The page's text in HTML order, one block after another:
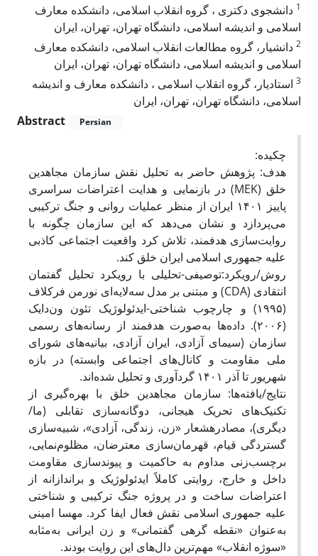
1 دانشجوی دکتری ، گروه انقلاب اسلامی، دانشکده معارف
اسلامی و اندیشه‌ اسلامی، دانشگاه تهران، تهران، ایران
2 دانشیار، گروه مطالعات انقلاب اسلامی، دانشکده معارف
اسلامی و اندیشه‌ اسلامی، دانشگاه تهران، تهران، ایران
3 استادیار، گروه انقلاب اسلامی ، دانشکده معارف و اندیشه
اسلامی، دانشگاه تهران، تهران، ایران
Abstract
Persian
چکیده:
هدف‌: پژوهش حاضر به تحلیل نقش سازمان مجاهدین
خلق (MEK) در بازنمایی و هدایت اعتراضات سراسری
پاییز ۱۴۰۱ ایران از منظر عملیات روانی و جنگ ترکیبی
می‌پردازد و نشان می‌دهد که این سازمان چگونه با
روایت‌سازی هدفمند، تلاش کرد واقعیت اجتماعی کاذبی
علیه جمهوری اسلامی ایران خلق کند.
روش/رویکرد‌:توصیفی-تحلیلی با رویکرد تحلیل گفتمان
انتقادی (CDA) و مبتنی بر مدل سه‌لایه‌ای نورمن فرکلاف
(۱۹۹۵) و چارچوب شناختی-ایدئولوژیک تئون ون‌دایک
(۲۰۰۶). داده‌ها به‌صورت هدفمند از رسانه‌های رسمی
سازمان (سیمای آزادی، ایران آزادی، بیانیه‌های شورای
ملی مقاومت و کانال‌های اجتماعی وابسته) در بازه
شهریور تا آذر ۱۴۰۱ گردآوری و تحلیل شده‌اند.
نتایج/یافته‌ها‌: سازمان مجاهدین خلق با بهره‌گیری از
تکنیک‌های تحریک هیجانی، دوگانه‌سازی تقابلی (ما/
دیگری)، مصادرهشعار «زن، زندگی، آزادی»، شبیه‌سازی
گستردگی قیام، قهرمان‌سازی معترضان، مظلوم‌نمایی،
برچسب‌زنی مداوم به حاکمیت و پیوندسازی مقاومت
داخل و خارج، روایتی کاملاً ایدئولوژیک و براندازانه از
اعتراضات ساخت و در پروژه جنگ ترکیبی و شناختی
علیه جمهوری اسلامی نقش فعال ایفا کرد. مهسا امینی
به‌عنوان «نقطه گرهی گفتمانی» و زن ایرانی به‌مثابه
«سوژه انقلاب» مهم‌ترین دال‌های این روایت بودند.